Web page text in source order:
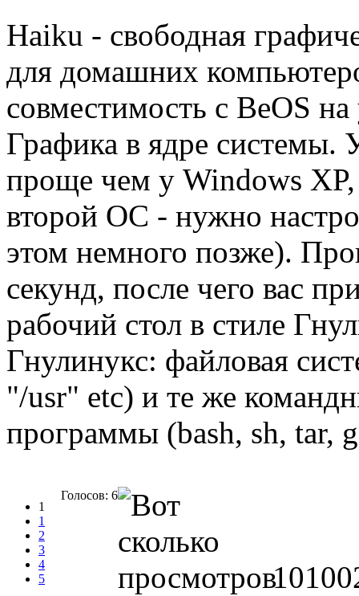
Haiku - свободная
для домашних
совместимость с BeOS
Графика в ядре системы.
проще чем у Windows XP,
второй ОС - нужно
этом немного позже).
секунд, после чего вас
рабочий стол в стиле
Гнулинукс: файловая
"/usr" etc) и те же
программы (bash, sh, tar,
1
1
2
3
4
5
Голосов: 6